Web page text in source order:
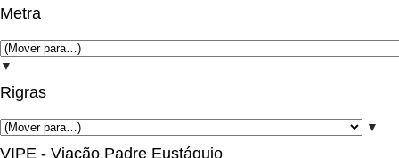
Metra
▼
Rigras
▼
VIPE - Viação Padre Eustáquio